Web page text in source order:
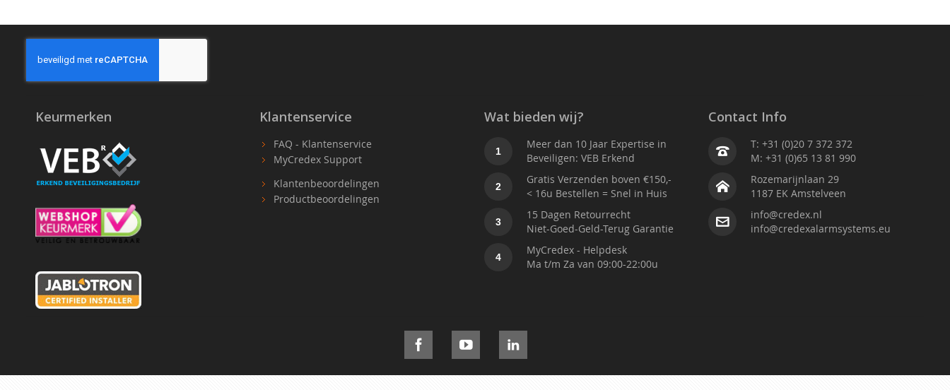
Keurmerken Klantenservice
FAQ - Klantenservice
MyCredex Support
Klantenbeoordelingen
Productbeoordelingen
Wat bieden wij?
1
Meer dan 10 Jaar Expertise in
Beveiligen: VEB Erkend
2
Gratis Verzenden boven €150,-
< 16u Bestellen = Snel in Huis
3
15 Dagen Retourrecht
Niet-Goed-Geld-Terug Garantie
4
MyCredex - Helpdesk
Ma t/m Za van 09:00-22:00u
Contact Info
T: +31 (0)20 7 372 372
M: +31 (0)65 13 81 990
Rozemarijnlaan 29
1187 EK Amstelveen
info@credex.nl
info@credexalarmsystems.eu